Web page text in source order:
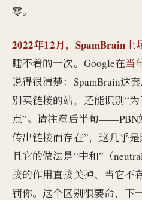
零。
2022年12月，SpamBrain上
睡不着的一次。Google在当
说得很清楚：SpamBrain这
别买链接的站，还能识别“
点”。请注意后半句——PBN
传出链接而存在”，这几乎
且它的做法是“中和”（
接的作用直接关掉、当它不
罚你。这个区别很要命，下